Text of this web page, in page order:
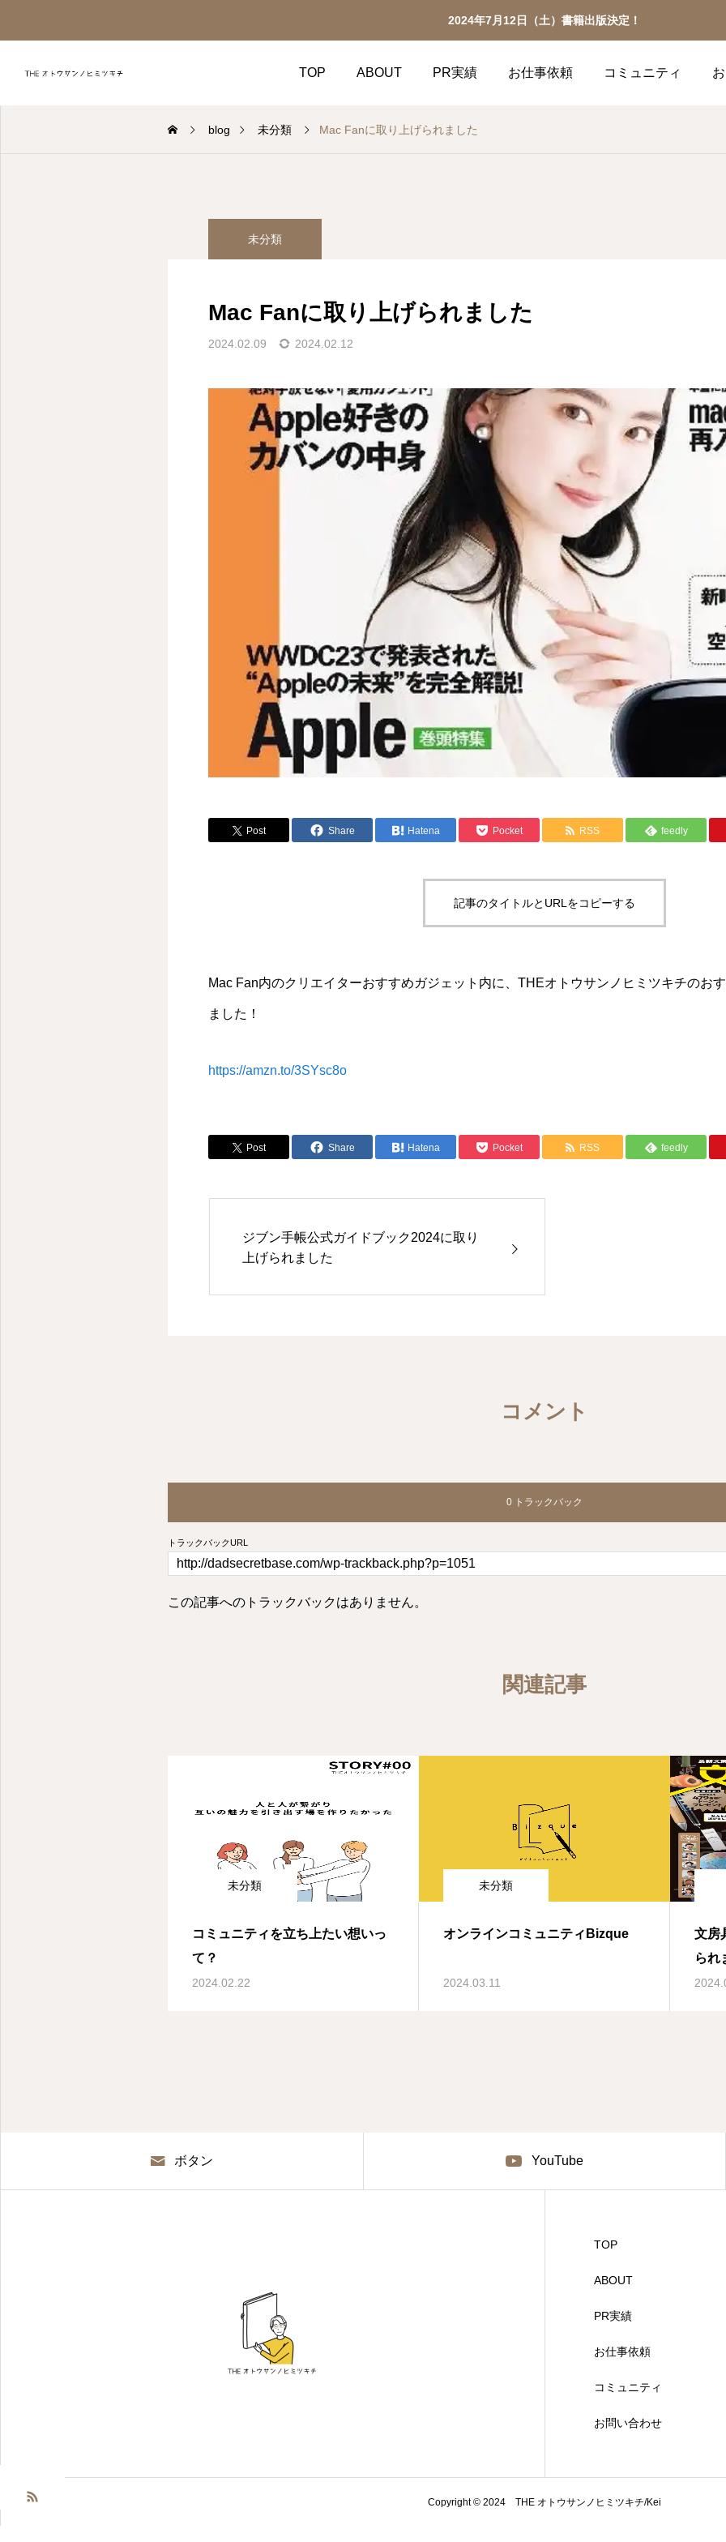
2024年7月12日（土）書籍出版決定！
TOP ABOUT PR実績 お仕事依頼 コミュニティ
企業や学校を対象に、ワークショップや講演を実施い
たします。ご興味のある方は、お気軽にお問い合わせ
blog 未分類 Mac Fanに取り上げられました
未分類
Mac Fanに取り上げられました
2024.02.09 2024.02.12
Post Share Hatena Pocket RSS feedly
記事のタイトルとURLをコピーする
Mac Fan内のクリエイターおすすめガジェット内に、THEオトウサンノヒミツキチのお
ました！
https://amzn.to/3SYsc8o
Post Share Hatena Pocket RSS feedly
ジブン手帳公式ガイドブック2024に取り
上げられました
コメント
0 トラックバック
トラックバックURL
この記事へのトラックバックはありません。
関連記事
未分類
コミュニティを立ち上たい想いっ
て？
2024.02.22
未分類
オンラインコミュニティBizque
2024.03.11
文房
られ
ボタン YouTube
TOP
ABOUT
PR実績
お仕事依頼
コミュニティ
お問い合わせ
Copyright © 2024 THE オトウサンノヒミツキチ/Kei